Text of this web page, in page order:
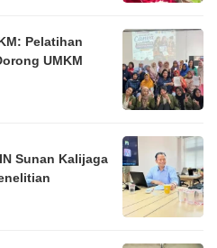
Pelatihan
UMKM
Sunan Kalijaga